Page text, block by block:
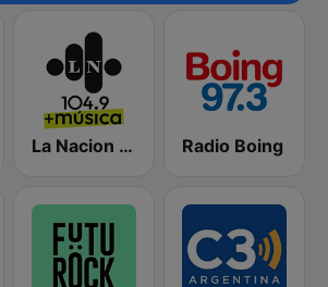
La Nacion 104.9 Radio Boing